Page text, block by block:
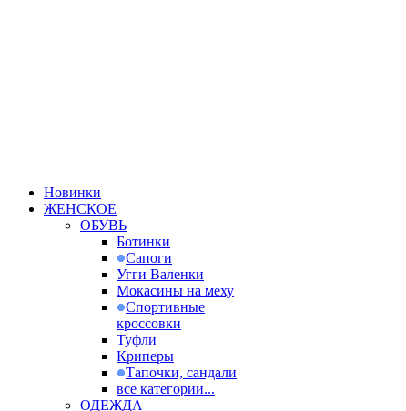
Новинки
ЖЕНСКОЕ
ОБУВЬ
Ботинки
Сапоги
Угги Валенки
Мокасины на меху
Спортивные
кроссовки
Туфли
Криперы
Тапочки, сандали
все категории...
ОДЕЖДА